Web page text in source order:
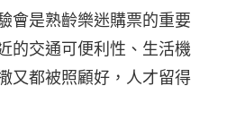
會是熟齡樂迷購票的重要
的交通可便利性、生活機
又都被照顧好，人才留得